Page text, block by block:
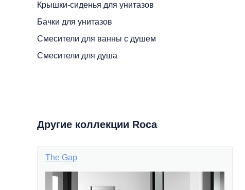
Крышки-сиденья для унитазов
Бачки для унитазов
Смесители для ванны с душем
Смесители для душа
Другие коллекции Roca
The Gap